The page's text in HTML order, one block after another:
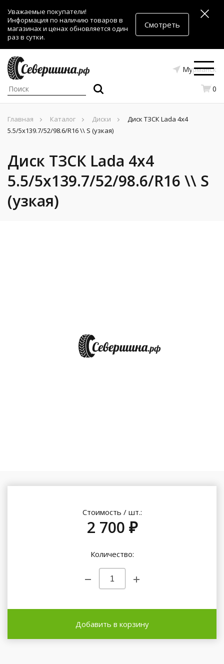
Уважаемые покупатели!
Информация по наличию товаров в
магазинах и ценах обновляется один
раз в сутки.
Смотреть
Мурманск
0
Главная Каталог Диски
Диск ТЗСК Lada 4x4
5.5/5x139.7/52/98.6/R16 \\ S (узкая)
Диск ТЗСК Lada 4x4
5.5/5x139.7/52/98.6/R16 \\ S
(узкая)
Стоимость / шт.:
2 700 ₽
Количество:
Добавить в корзину